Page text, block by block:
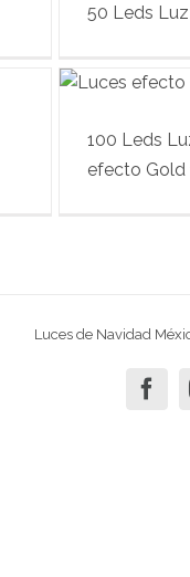
50 Leds
100 Leds
efecto Gold
Luces de Navidad